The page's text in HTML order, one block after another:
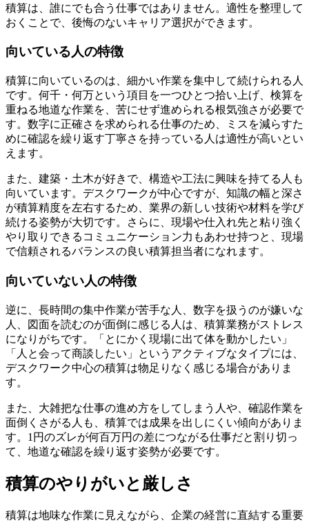
積算は、誰にでも合う仕事ではありません。適性を整理して
おくことで、後悔のないキャリア選択ができます。
向いている人の特徴
積算に向いているのは、細かい作業を集中して続けられる人
です。何千・何万という項目を一つひとつ拾い上げ、検算を
重ねる地道な作業を、苦にせず進められる根気強さが必要で
す。数字に正確さを求められる仕事のため、ミスを減らすた
めに確認を繰り返す丁寧さを持っている人は適性が高いとい
えます。
また、建築・土木が好きで、構造や工法に興味を持てる人も
向いています。デスクワークが中心ですが、知識の幅と深さ
が積算精度を左右するため、業界の新しい技術や材料を学び
続ける姿勢が大切です。さらに、現場や仕入れ先と粘り強く
やり取りできるコミュニケーション力もあわせ持つと、現場
で信頼されるバランスの良い積算担当者になれます。
向いていない人の特徴
逆に、長時間の集中作業が苦手な人、数字を扱うのが嫌いな
人、図面を読むのが面倒に感じる人は、積算業務がストレス
になりがちです。「とにかく現場に出て体を動かしたい」
「人と会って商談したい」というアクティブなタイプには、
デスクワーク中心の積算は物足りなく感じる場合がありま
す。
また、大雑把な仕事の進め方をしてしまう人や、確認作業を
面倒くさがる人も、積算では成果を出しにくい傾向がありま
す。1円のズレが何百万円の差につながる仕事だと割り切っ
て、地道な確認を繰り返す姿勢が必要です。
積算のやりがいと厳しさ
積算は地味な作業に見えながら、企業の経営に直結する重要